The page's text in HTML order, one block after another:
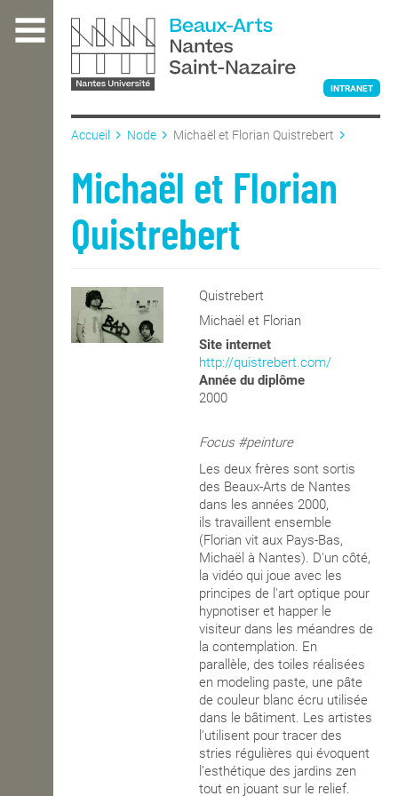
contenu
L'ÉCOLE
ENSEIGNEMENT
INTERNATIONAL
INTRANET
Accueil Node Michaël et Florian Quistrebert
Michaël et Florian
Quistrebert
Quistrebert
Michaël et Florian
Site internet
http://quistrebert.com/
Année du diplôme
2000
Focus #peinture
Les deux frères sont sortis
des Beaux-Arts de Nantes
dans les années 2000,
ils travaillent ensemble
(Florian vit aux Pays-Bas,
Michaël à Nantes). D'un côté,
la vidéo qui joue avec les
principes de l'art optique pour
hypnotiser et happer le
visiteur dans les méandres de
la contemplation. En
parallèle, des toiles réalisées
en modeling paste, une pâte
de couleur blanc écru utilisée
dans le bâtiment. Les artistes
l'utilisent pour tracer des
stries régulières qui évoquent
l’esthétique des jardins zen
tout en jouant sur le relief.